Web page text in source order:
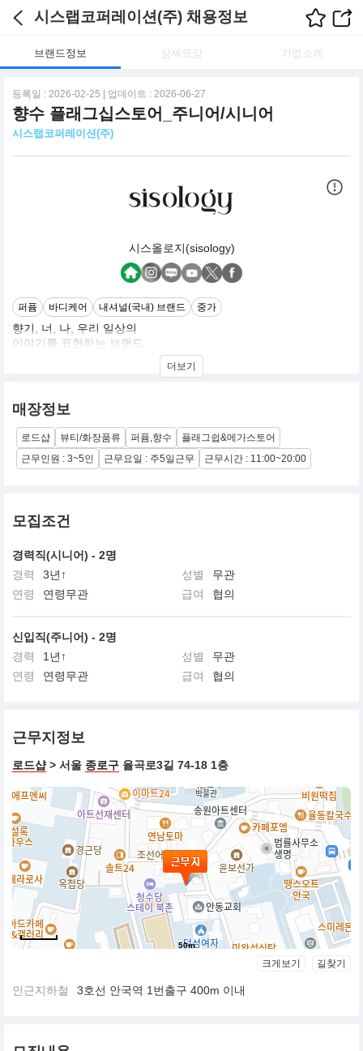
시스랩코퍼레이션(주) 채용정보
브랜드정보 상세요강 기업소개
등록일 : 2026-02-25 | 업데이트 : 2026-06-27
향수 플래그십스토어_주니어/시니어
시스랩코퍼레이션(주)
시스올로지(sisology)
퍼퓸 바디케어 내셔널(국내) 브랜드 중가
향기, 너, 나, 우리 일상의
이야기를 표현하는 브랜드
시스올로지는 이야기 속에서 사용되는 "문장부호" 에서
문장의 부분 사이에 보조 수단으로 사용하는
다양한 문장부호처럼 시스올로지의 상품은
피부와 우리 사이의 일상 속의 터치를
각각의 카테고리 별로 나누어 문장부호로 표현합니다.
더보기
매장정보
로드샵 뷰티/화장품류 퍼퓸,향수
플래그쉽&메가스토어
근무인원 : 3~5인
근무요일 : 주5일근무 근무시간 : 11:00~20:00
모집조건
경력직(시니어) - 2명
경력
3년↑ 성별
무관
연령
연령무관 급여 협의
신입직(주니어) - 2명
경력
1년↑ 성별
무관
연령
연령무관 급여 협의
근무지정보
로드샵> 서울 종로구 율곡로3길 74-18 1층
50m
크게보기 길찾기
인근지하철 3호선 안국역 1번출구 400m 이내